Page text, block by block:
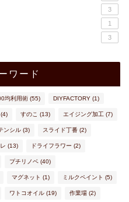
3
1
3
ワード
均利用術 (55) DIYFACTORY (1)
(4) すのこ (13) エイジング加工 (7)
ンシル (3) スライド丁番 (2)
(13) ドライフラワー (2)
プチリノベ (40)
マグネット (1) ミルクペイント (5)
ワトコオイル (19) 作業場 (2)